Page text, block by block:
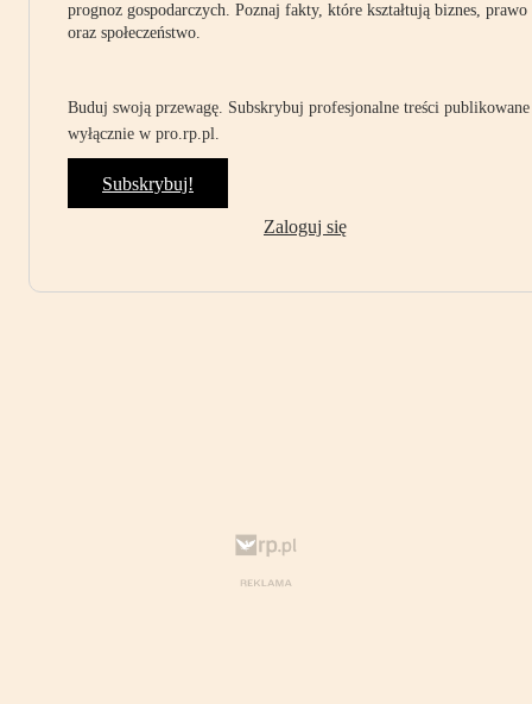
prognoz gospodarczych. Poznaj fakty, które kształtują biznes, prawo
oraz społeczeństwo.
Buduj swoją przewagę. Subskrybuj profesjonalne treści publikowane
wyłącznie w pro.rp.pl.
Subskrybuj!
Zaloguj się